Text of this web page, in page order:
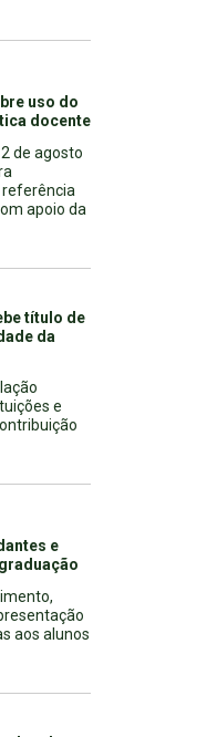
uso do
docente
de agosto
apoio da
título de
da
e
e
aos alunos